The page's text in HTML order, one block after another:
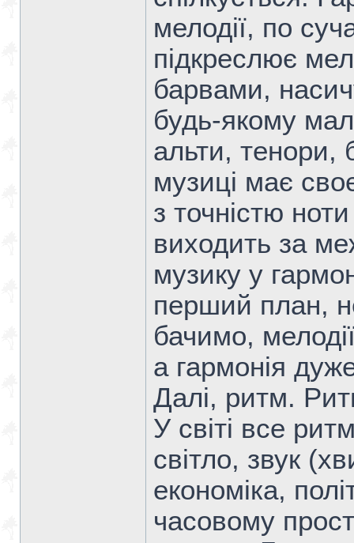
мелодії, по
підкреслює
барвами,
будь-якому
альти, тенори,
музиці має
з точністю
виходить за
музику у
перший план,
бачимо,
а гармонія
Далі, ритм.
У світі все
світло, звук
економіка,
часовому